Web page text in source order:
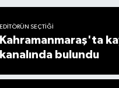
EDITÖRÜN SEÇTIĞI
Kahramanmaraş'ta
kanalında bulundu